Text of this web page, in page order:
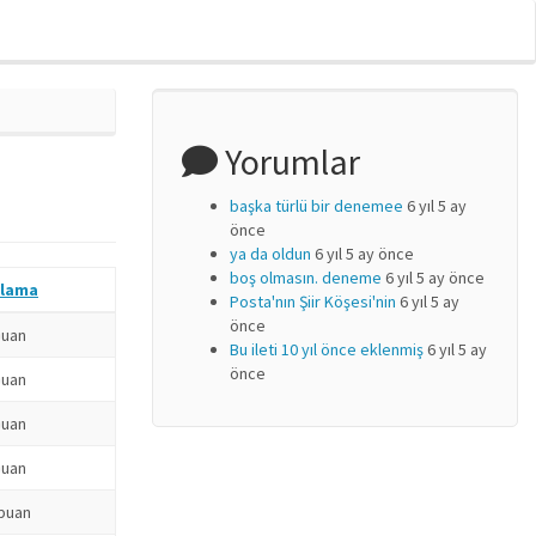
Yorumlar
başka türlü bir denemee 6 yıl 5 ay
önce
ya da oldun 6 yıl 5 ay önce
boş olmasın. deneme 6 yıl 5 ay önce
Posta'nın Şiir Köşesi'nin 6 yıl 5 ay
önce
Bu ileti 10 yıl önce eklenmiş6 yıl 5 ay
önce